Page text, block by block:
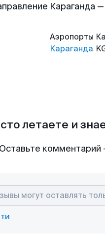
Караганда
Аэропорты
Караганда
летаете и
Оставьте